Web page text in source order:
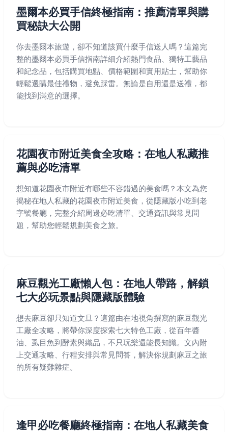
墨爾本必買手信終極指南：推薦清單與購
買秘訣大公開
你去墨爾本旅遊，卻不知道該買什麼手信送人嗎？這篇完
整的墨爾本必買手信指南詳細介紹熱門食品、獨特工藝品
和紀念品，包括購買地點、價格範圍和實用貼士，幫助你
輕鬆選購最佳禮物，避免踩雷。無論是自用還是送禮，都
能找到滿意的選擇。
花園夜市附近美食全攻略：在地人私藏推
薦與必吃清單
想知道花園夜市附近有哪些不容錯過的美食嗎？本文為您
揭秘在地人私藏的花園夜市附近美食，從隱藏版小吃到老
字號餐廳，完整介紹周邊必吃清單、交通資訊與常見問
題，幫助您輕鬆規劃美食之旅。
麻豆觀光工廠懶人包：在地人帶路，解鎖
七大必玩景點與隱藏版體驗
想去麻豆卻只知道文旦？這篇由在地視角撰寫的麻豆觀光
工廠全攻略，將帶你深度探索七大特色工廠，從百年醬
油、虱目魚到酵素與織品，不只玩樂還能長知識。文內附
上交通攻略、行程安排與常見問答，解決你規劃麻豆之旅
的所有疑難雜症。
逢甲必吃餐廳終極指南：在地人私藏美食